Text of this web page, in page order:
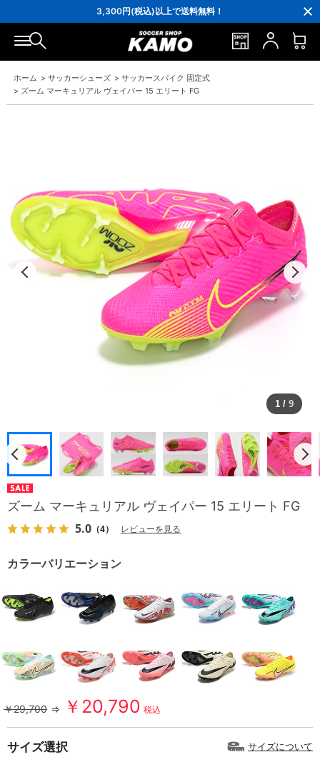
ポイント還元率5％！プレミア会員は7％
会員の方にはお誕生月に「10％OFFクーポン」プレゼント！
16,000円(税込)以上でシューズケースプレゼント！
3,300円(税込)以上で送料無料！
ホーム > サッカーシューズ > サッカースパイク 固定式
> ズーム マーキュリアル ヴェイパー 15 エリート FG
1 / 9
ズーム マーキュリアル ヴェイパー 15 エリート FG
5.0 （4） レビューを見る
カラーバリエーション
￥29,700 ⇒ ￥20,790 税込
サイズ選択 サイズについて